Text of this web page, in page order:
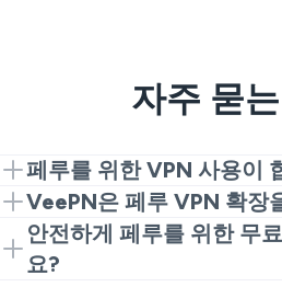
자주 묻
페루를 위한 VPN 사용이
네. VPN은 개인정보 보호 및 보
그러나 불법적인 활동은 여전
VeePN은 페루 VPN 확장
네. 빠르고 무료로 페루 VPN을
확장 프로그램으로 시작하세요.
안전하게 페루를 위한 무
요?